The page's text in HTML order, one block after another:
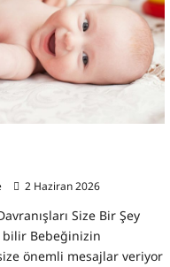
2 Haziran 2026
Size Bir Şey
bilir Bebeğinizin
önemli mesajlar veriyor